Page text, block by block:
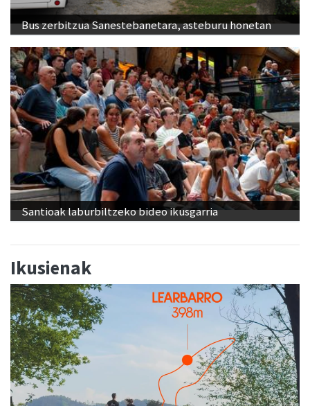
Bus zerbitzua Sanestebanetara, asteburu honetan
Santioak laburbiltzeko bideo ikusgarria
Ikusienak